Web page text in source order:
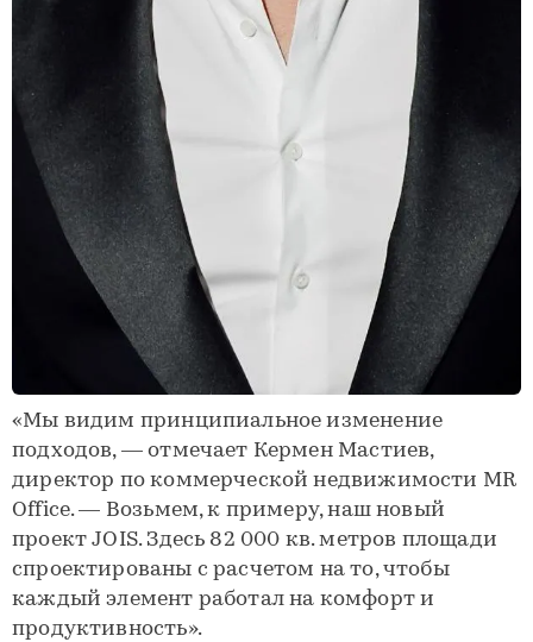
«Мы видим принципиальное изменение
подходов, — отмечает Кермен Мастиев,
директор по коммерческой недвижимости MR
Office. — Возьмем, к примеру, наш новый
проект JOIS. Здесь 82 000 кв. метров площади
спроектированы с расчетом на то, чтобы
каждый элемент работал на комфорт и
продуктивность».